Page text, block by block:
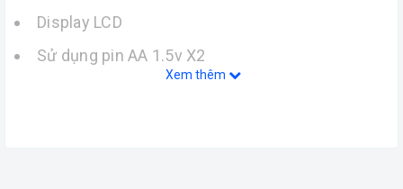
Display LCD
Sử dụng pin AA 1.5v X2
Xem thêm